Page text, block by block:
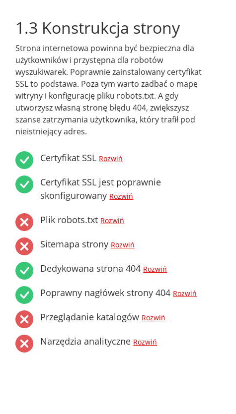
1.3 Konstrukcja strony
Strona internetowa powinna być bezpieczna dla
użytkowników i przystępna dla robotów
wyszukiwarek. Poprawnie zainstalowany certyfikat
SSL to podstawa. Poza tym warto zadbać o mapę
witryny i konfigurację pliku robots.txt. A gdy
utworzysz własną stronę błędu 404, zwiększysz
szanse zatrzymania użytkownika, który trafił pod
nieistniejący adres.
Certyfikat SSL Rozwiń
Certyfikat SSL jest poprawnie
skonfigurowany Rozwiń
Plik robots.txt Rozwiń
Sitemapa strony Rozwiń
Dedykowana strona 404 Rozwiń
Poprawny nagłówek strony 404 Rozwiń
Przeglądanie katalogów Rozwiń
Narzędzia analityczne Rozwiń